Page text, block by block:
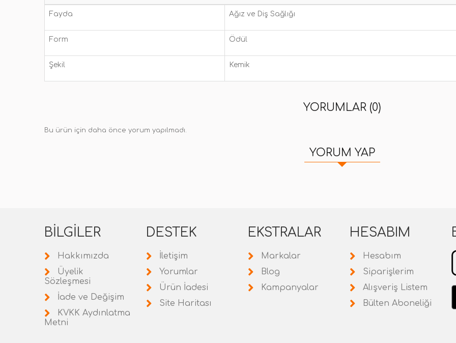
Fayda Ağız ve Diş Sağlığı
Form Ödül
Şekil Kemik
YORUMLAR (0)
Bu ürün için daha önce yorum yapılmadı.
YORUM YAP
BILGILER
Hakkımızda
Üyelik
Sözleşmesi
İade ve Değişim
KVKK Aydınlatma
Metni
DESTEK
İletişim
Yorumlar
Ürün İadesi
Site Haritası
EKSTRALAR
Markalar
Blog
Kampanyalar
HESABIM
Hesabım
Siparişlerim
Alışveriş Listem
Bülten Aboneliği